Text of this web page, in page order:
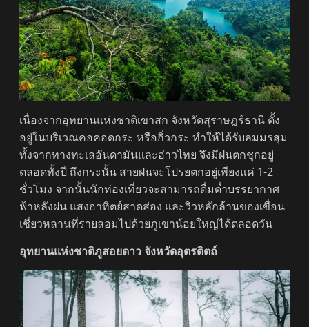
เนื่องจากอุทยานแห่งชาติเขาสก จังหวัดสุราษฎร์ธานี ตั้ง
อยู่ในบริเวณคอคอดกระ หรือกิ่วกระ ทำให้ได้รับลมมรสุม
ทั้งจากทางทะเลอันดามันและอ่าวไทย จึงมีฝนตกชุกอยู่
ตลอดทั้งปี ถึงกระนั้น สายฝนจะโปรยตกอยู่เพียงแค่ 1-2
ชั่วโมง จากนั้นนักท่องเที่ยวจะสามารถดื่มด่ำบรรยากาศ
ฟ้าหลังฝน แสงอาทิตย์สาดส่อง และวิวหลักล้านของเขื่อน
เชี่ยวหลานที่รายลอมไปด้วยภูเขาน้อยใหญ่ได้ตลอดวัน
อุทยานแห่งชาติภูสอยดาว จังหวัดอุตรดิตถ์